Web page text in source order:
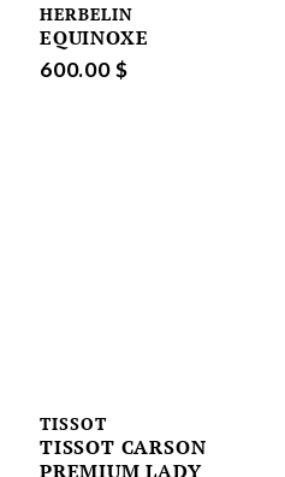
HERBELIN
EQUINOXE
600.00 $
TISSOT
TISSOT CARSON
PREMIUM LADY